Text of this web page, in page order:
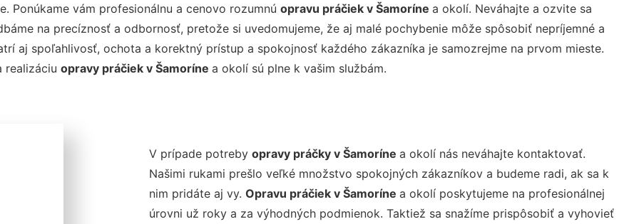
Ponúkame vám profesionálnu a cenovo rozumnú opravu práčiek v Šamoríne a okolí. Neváhajte a ozvite sa
na precíznosť a odbornosť, pretože si uvedomujeme, že aj malé pochybenie môže spôsobiť nepríjemné a
aj spoľahlivosť, ochota a korektný prístup a spokojnosť každého zákazníka je samozrejme na prvom mieste.
realizáciu opravy práčiek v Šamoríne a okolí sú plne k vašim službám.
V prípade potreby opravy práčky v Šamoríne a okolí nás neváhajte kontaktovať.
Našimi rukami prešlo veľké množstvo spokojných zákazníkov a budeme radi, ak sa k
nim pridáte aj vy. Opravu práčiek v Šamoríne a okolí poskytujeme na profesionálnej
úrovni už roky a za výhodných podmienok. Taktiež sa snažíme prispôsobiť a vyhovieť